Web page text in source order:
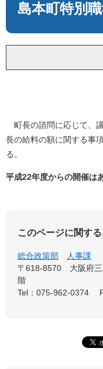
島本町特別
町長の諮問に応じて、
長の給料の額に関する事
る。
平成22年度からの開催は
このページに関す
総合政策部 人事課
〒618-8570 大阪府
階
Tel：075-962-0374